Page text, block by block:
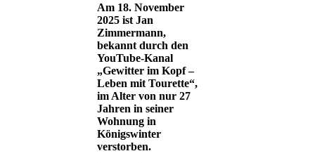
Am 18. November
2025 ist Jan
Zimmermann,
bekannt durch den
YouTube-Kanal
„Gewitter im Kopf –
Leben mit Tourette“,
im Alter von nur 27
Jahren in seiner
Wohnung in
Königswinter
verstorben.